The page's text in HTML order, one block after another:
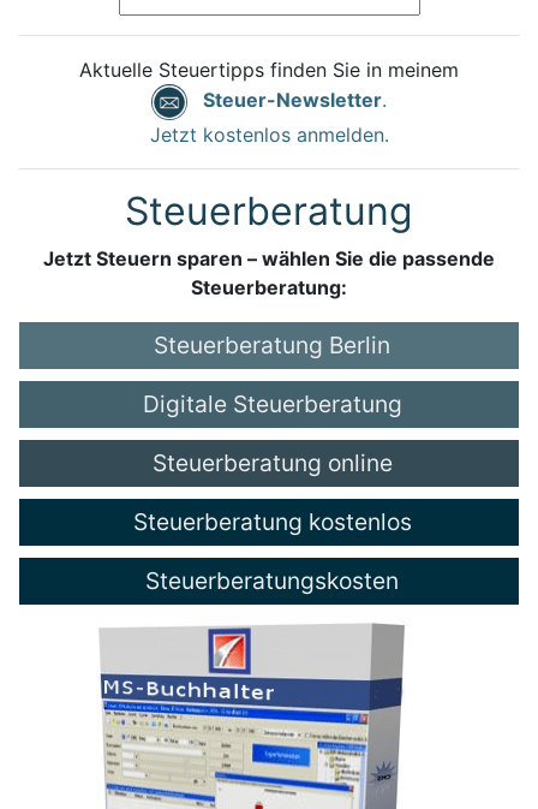
Aktuelle Steuertipps finden Sie in meinem
Steuer-Newsletter.
Jetzt kostenlos anmelden.
Steuerberatung
Jetzt Steuern sparen – wählen Sie die passende
Steuerberatung:
Steuerberatung Berlin
Digitale Steuerberatung
Steuerberatung online
Steuerberatung kostenlos
Steuerberatungskosten